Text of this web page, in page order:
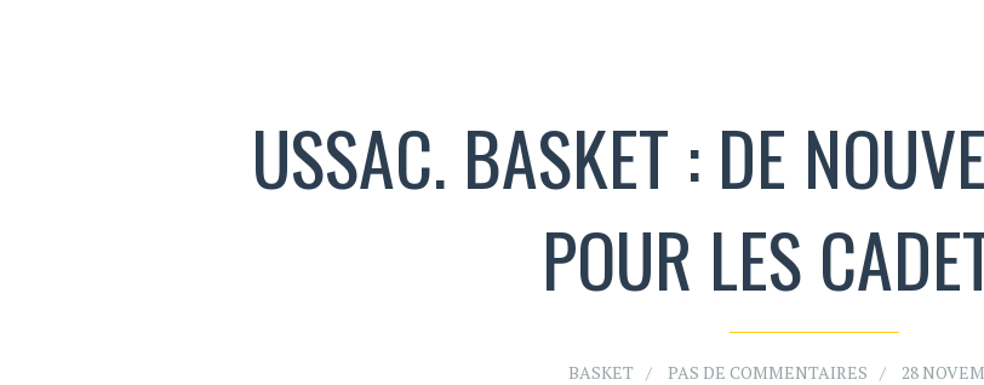
USSAC. BASKET : DE
POUR LES
BASKET PAS DE COMMENTAIRES 28